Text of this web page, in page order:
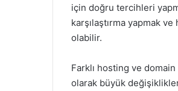
için doğru tercihleri
karşılaştırma yapmak
olabilir.
Farklı hosting ve domain
olarak büyük